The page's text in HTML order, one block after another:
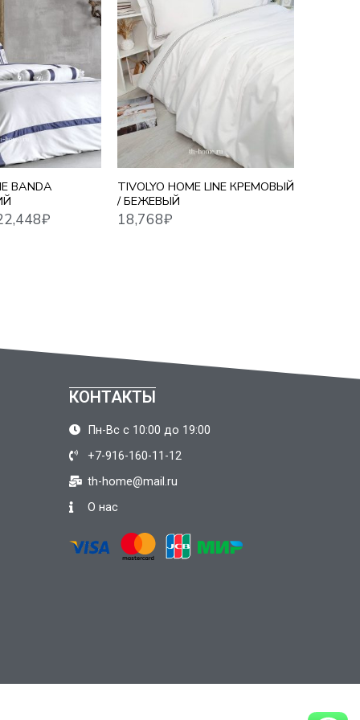
BANDA
TIVOLYO HOME LINE КРЕМОВЫЙ
/ БЕЖЕВЫЙ
18,768₽
КОНТАКТЫ
Пн-Вс с 10:00 до 19:00
+7-916-160-11-12
th-home@mail.ru
О нас